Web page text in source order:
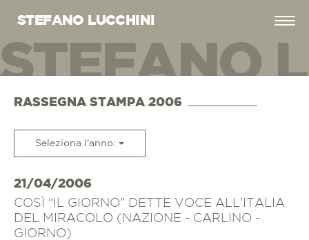
STEFANO LUCCHINI
RASSEGNA STAMPA 2006
Seleziona l'anno:
21/04/2006
COSÌ “IL GIORNO” DETTE VOCE ALL’ITALIA
DEL MIRACOLO (NAZIONE - CARLINO -
GIORNO)